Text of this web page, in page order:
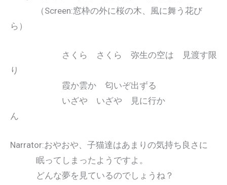
（Screen:窓枠の外に桜の木、風に舞う花び
ら）
さくら さくら 弥生の空は 見渡す限
り
霞か雲か 匂いぞ出ずる
いざや いざや 見に行か
ん
Narrator:おやおや、子猫達はあまりの気持ち良さに
眠ってしまったようですよ。
どんな夢を見ているのでしょうね？